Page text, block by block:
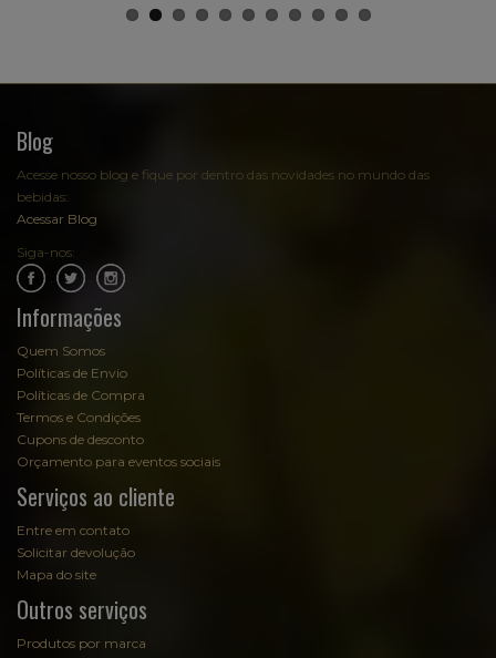
Blog
Acesse nosso blog e fique por dentro das novidades no mundo das
bebidas:
Acessar Blog
Siga-nos:
Informações
Quem Somos
Políticas de Envio
Políticas de Compra
Termos e Condições
Cupons de desconto
Orçamento para eventos sociais
Serviços ao cliente
Entre em contato
Solicitar devolução
Mapa do site
Outros serviços
Produtos por marca